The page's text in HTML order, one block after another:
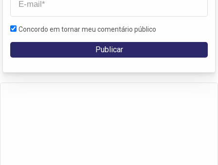
Concordo em tornar meu comentário público